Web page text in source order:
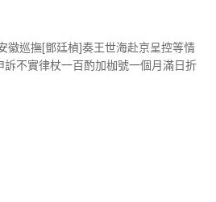
徽巡撫[鄧廷楨]奏王世海赴京呈控等情
不實律杖一百酌加枷號一個月滿日折